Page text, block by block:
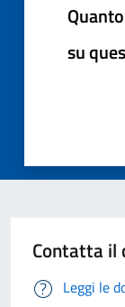
su
Contatta il
Leggi le